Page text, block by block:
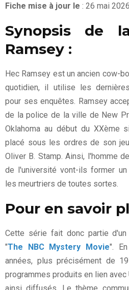
Fiche mise à jour le : 26 mai 2026
Synopsis de
Ramsey :
Hec Ramsey est un ancien cow-
quotidien, il utilise les
pour ses enquêtes. Ramsey
de la police de la ville de New
Oklahoma au début du XXème
placé sous les ordres de son
Oliver B. Stamp. Ainsi, l'homme
de l'université vont-ils former
les meurtriers de toutes sortes.
Pour en savoir
Cette série fait donc partie
"The NBC Mystery Movie".
années, plus précisément de
programmes produits en lien